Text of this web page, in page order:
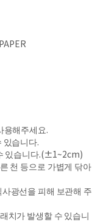
용해주세요.
있습니다.
있습니다.(±1~2cm)
천 등으로 가볍게 닦아
광선을 피해 보관해 주
치가 발생할 수 있습니